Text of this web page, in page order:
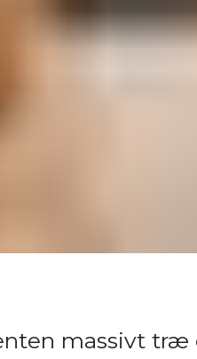
massivt